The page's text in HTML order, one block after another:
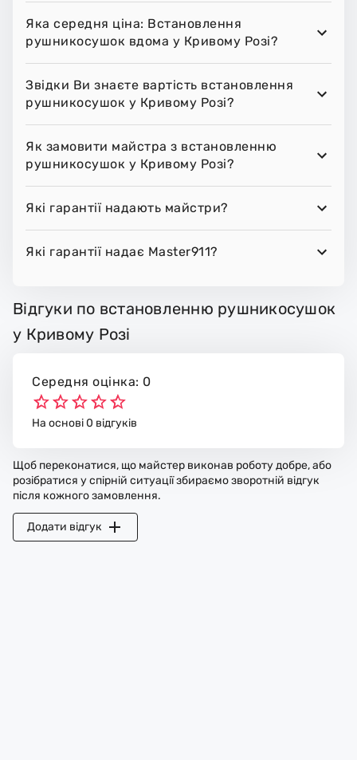
Яка середня ціна: Встановлення
рушникосушок вдома у Кривому Розі?
Звідки Ви знаєте вартість встановлення
рушникосушок у Кривому Розі?
Як замовити майстра з встановленню
рушникосушок у Кривому Розі?
Які гарантії надають майстри?
Які гарантії надає Master911?
Відгуки по встановленню рушникосушок
у Кривому Розі
Середня оцінка: 0
На основі 0 відгуків
Щоб переконатися, що майстер виконав роботу добре, або
розібратися у спірній ситуації збираємо зворотній відгук
після кожного замовлення.
Додати відгук